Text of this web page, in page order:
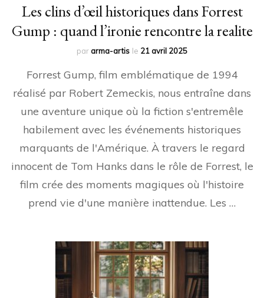
Les clins d’œil historiques dans Forrest
Gump : quand l’ironie rencontre la realite
pararma-artis le 21 avril 2025
Forrest Gump, film emblématique de 1994
réalisé par Robert Zemeckis, nous entraîne dans
une aventure unique où la fiction s'entremêle
habilement avec les événements historiques
marquants de l'Amérique. À travers le regard
innocent de Tom Hanks dans le rôle de Forrest, le
film crée des moments magiques où l'histoire
prend vie d'une manière inattendue. Les …